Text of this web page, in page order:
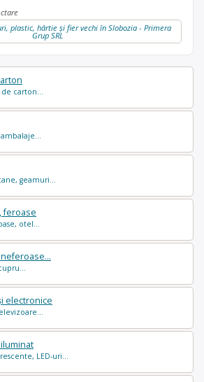
carton...
ambalaje...
geamuri...
feroase
otel...
electronice
LED-uri...
plastic, hârtie și fier vechi în Slobozia - Primera
Grup SRL